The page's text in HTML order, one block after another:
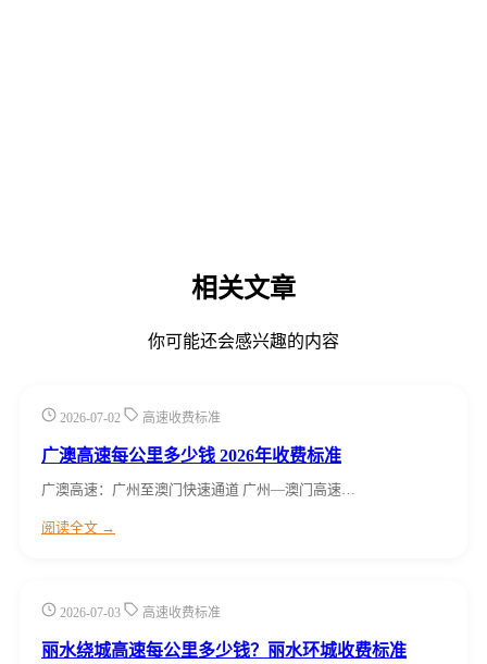
相关文章
你可能还会感兴趣的内容
2026-07-02 高速收费标准
广澳高速每公里多少钱 2026年收费标准
广澳高速：广州至澳门快速通道 广州—澳门高速…
阅读全文 →
2026-07-03 高速收费标准
丽水绕城高速每公里多少钱？丽水环城收费标准